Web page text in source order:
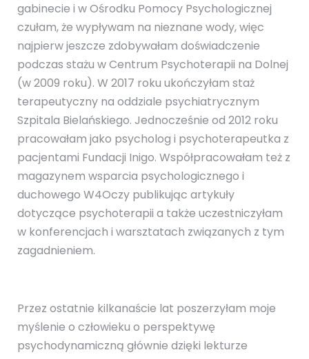
gabinecie i w Ośrodku Pomocy Psychologicznej
czułam, że wypływam na nieznane wody, więc
najpierw jeszcze zdobywałam doświadczenie
podczas stażu w Centrum Psychoterapii na Dolnej
(w 2009 roku). W 2017 roku ukończyłam staż
terapeutyczny na oddziale psychiatrycznym
Szpitala Bielańskiego. Jednocześnie od 2012 roku
pracowałam jako psycholog i psychoterapeutka z
pacjentami Fundacji Inigo. Współpracowałam też z
magazynem wsparcia psychologicznego i
duchowego W4Oczy publikując artykuły
dotyczące psychoterapii a także uczestniczyłam
w konferencjach i warsztatach związanych z tym
zagadnieniem.
Przez ostatnie kilkanaście lat poszerzyłam moje
myślenie o człowieku o perspektywę
psychodynamiczną głównie dzięki lekturze